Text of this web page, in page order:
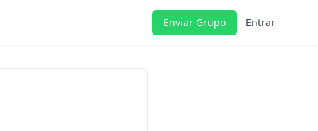
Enviar Grupo Entrar